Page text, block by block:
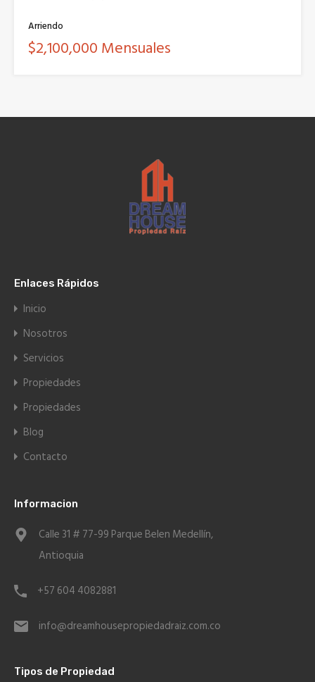
Arriendo
$2,100,000 Mensuales
Enlaces Rápidos
Inicio
Nosotros
Servicios
Propiedades
Propiedades
Blog
Contacto
Informacion
Calle 31 # 77-99 Parque Belen Medellín,
Antioquia
+57 604 4082881
info@dreamhousepropiedadraiz.com.co
Tipos de Propiedad